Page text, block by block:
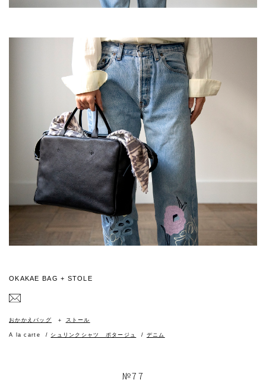
OKAKAE BAG + STOLE
おかかえバッグ ストール
A la carte シュリンクシャツ ポタージュ デニム
№77